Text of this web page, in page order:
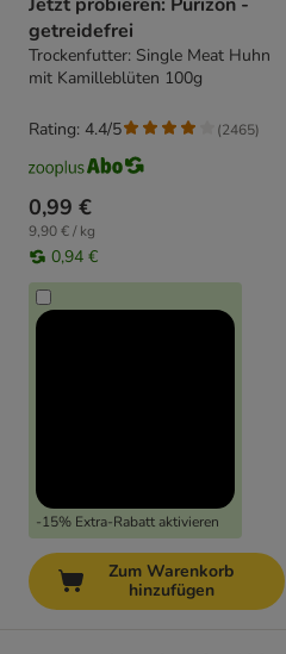
getreidefrei
Trockenfutter: Single Meat Huhn
mit Kamilleblüten 100g
0,99 €
9,90 € / kg
0,94 €
-15% Extra-Rabatt aktivieren
Rating: 4.4/5 (2465)
Zum Warenkorb
hinzufügen